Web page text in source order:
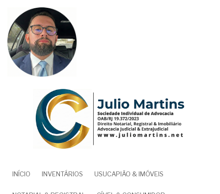
para
conteúdo
principal
NAVEGAÇÃO
PRINCIPAL
INÍCIO INVENTÁRIOS USUCAPIÃO & IMÓVEIS